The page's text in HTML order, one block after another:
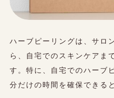
ハーブピーリングは、サロ
ら、自宅でのスキンケアま
す。特に、自宅でのハーブ
分だけの時間を確保できる